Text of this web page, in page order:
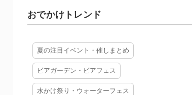
おでかけトレンド
夏の注目イベント・催しまとめ
ビアガーデン・ビアフェス
水かけ祭り・ウォーターフェス